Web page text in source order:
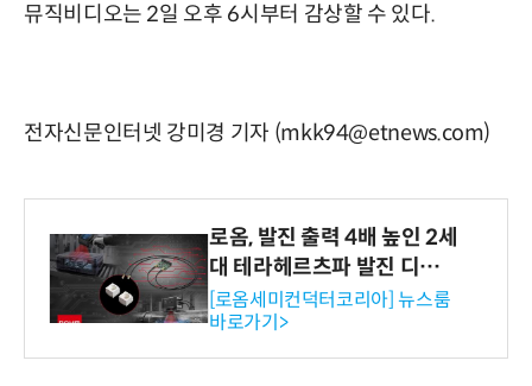
뮤직비디오는 2일 오후 6시부터 감상할 수 있다.
전자신문인터넷 강미경 기자 (mkk94@etnews.com)
로옴, 발진 출력 4배 높인 2세
대 테라헤르츠파 발진 디바이
스 개발
[로옴세미컨덕터코리아] 뉴스룸
바로가기>